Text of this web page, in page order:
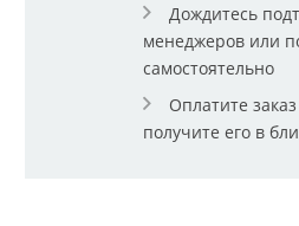
Дождитесь
менеджеров или
самостоятельно
Оплатите
получите его в